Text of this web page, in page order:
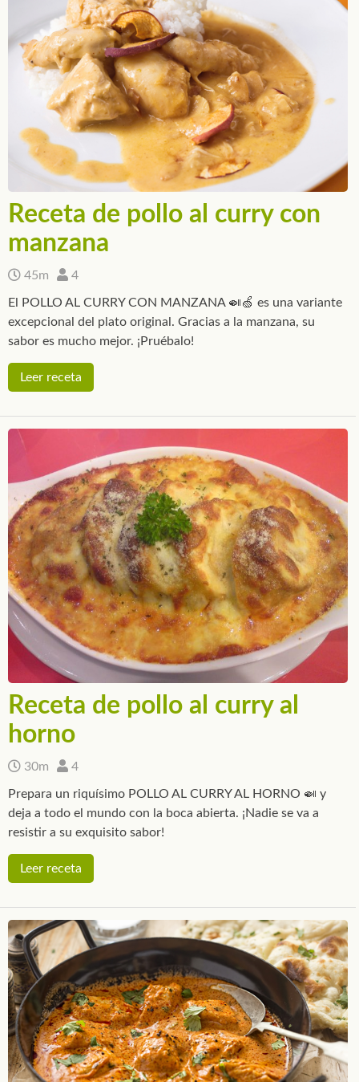
Receta de pollo al curry con
manzana
45m 4
El POLLO AL CURRY CON MANZANA 🍛🍏 es una variante
excepcional del plato original. Gracias a la manzana, su
sabor es mucho mejor. ¡Pruébalo!
Leer receta
Receta de pollo al curry al
horno
30m 4
Prepara un riquísimo POLLO AL CURRY AL HORNO 🍛 y
deja a todo el mundo con la boca abierta. ¡Nadie se va a
resistir a su exquisito sabor!
Leer receta